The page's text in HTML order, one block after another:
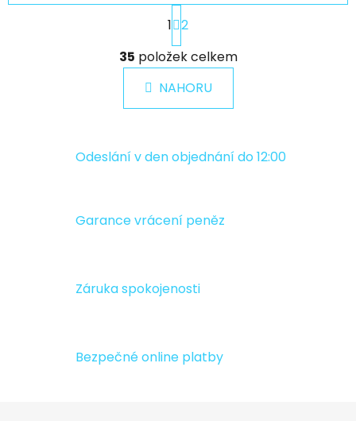
O
v
l
á
d
c
í
v
ý
u
S
t
r
á
n
k
n
í
1 2
35 položek celkem
NAHORU
Odeslání v den objednání do 12:00
Garance vrácení peněz
Záruka spokojenosti
Bezpečné online platby